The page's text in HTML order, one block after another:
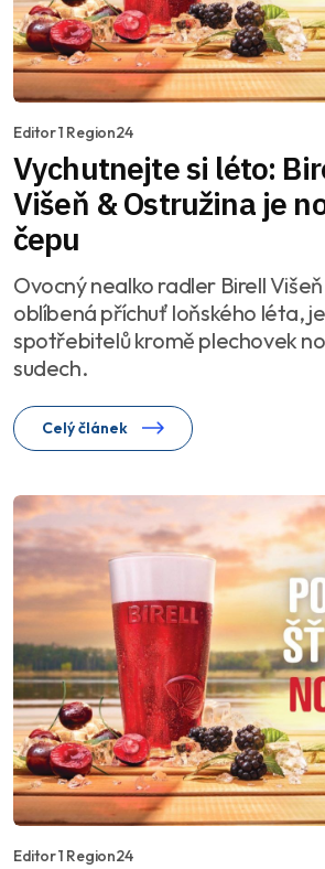
Editor 1 Region24
Vychutnejte si léto:
Višeň & Ostružina je
čepu
Ovocný nealko radler Birell
oblíbená příchuť loňského léta,
spotřebitelů kromě plechovek
sudech.
Celý článek
Editor 1 Region24